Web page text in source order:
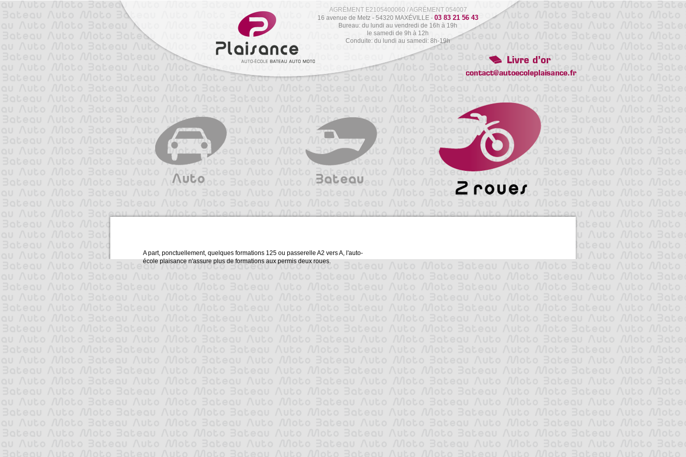
AGRÉMENT E2105400060 / AGRÉMENT 054007
16 avenue de Metz - 54320 MAXÉVILLE - 03 83 21 56 43
Bureau: du lundi au vendredi de 16h à 19h
le samedi de 9h à 12h
Conduite: du lundi au samedi: 8h-19h
A part, ponctuellement, quelques formations 125 ou passerelle A2 vers A, l'auto-
école plaisance n'assure plus de formations aux permis deux roues.